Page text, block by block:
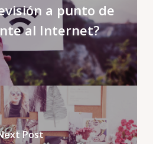
a punto de
al Internet?
Post